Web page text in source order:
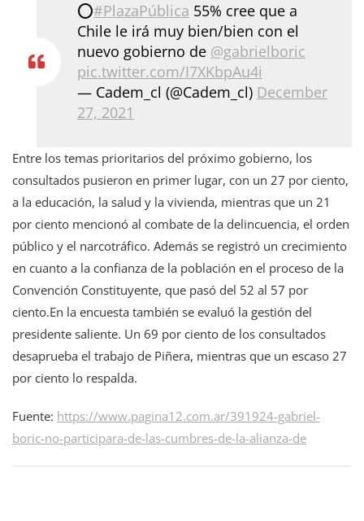
⭕#PlazaPública 55% cree que a
Chile le irá muy bien/bien con el
nuevo gobierno de @gabrielboric
pic.twitter.com/I7XKbpAu4i
— Cadem_cl (@Cadem_cl) December
27, 2021
Entre los temas prioritarios del próximo gobierno, los
consultados pusieron en primer lugar, con un 27 por ciento,
a la educación, la salud y la vivienda, mientras que un 21
por ciento mencionó al combate de la delincuencia, el orden
público y el narcotráfico. Además se registró un crecimiento
en cuanto a la confianza de la población en el proceso de la
Convención Constituyente, que pasó del 52 al 57 por
ciento.En la encuesta también se evaluó la gestión del
presidente saliente. Un 69 por ciento de los consultados
desaprueba el trabajo de Piñera, mientras que un escaso 27
por ciento lo respalda.
Fuente: https://www.pagina12.com.ar/391924-gabriel-
boric-no-participara-de-las-cumbres-de-la-alianza-de